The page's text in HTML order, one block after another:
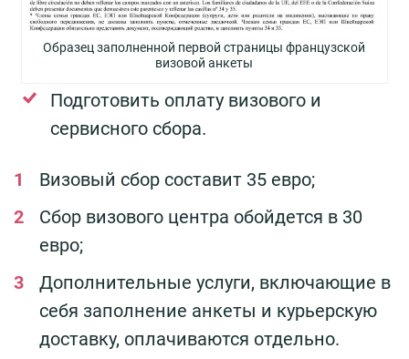
Образец заполненной первой страницы французской
визовой анкеты
Подготовить оплату визового и
сервисного сбора.
Визовый сбор составит 35 евро;
Сбор визового центра обойдется в 30
евро;
Дополнительные услуги, включающие в
себя заполнение анкеты и курьерскую
доставку, оплачиваются отдельно.